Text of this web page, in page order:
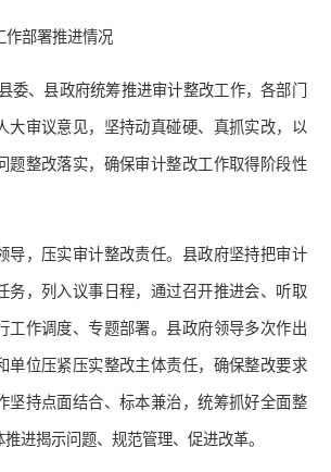
作部署推进情况
委、县政府统筹推进审计整改工作，各部门
大审议意见，坚持动真碰硬、真抓实改，以
题整改落实，确保审计整改工作取得阶段性
导，压实审计整改责任。县政府坚持把审计
务，列入议事日程，通过召开推进会、听取
工作调度、专题部署。县政府领导多次作出
单位压紧压实整改主体责任，确保整改要求
坚持点面结合、标本兼治，统筹抓好全面整
进揭示问题、规范管理、促进改革。